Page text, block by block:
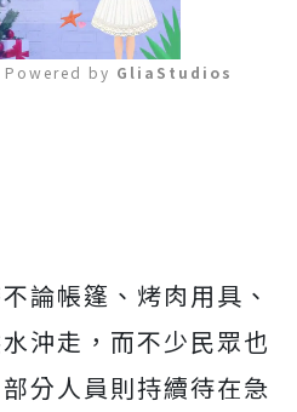
Powered by GliaStudios
論帳篷、烤肉用具、
沖走，而不少民眾也
分人員則持續待在急